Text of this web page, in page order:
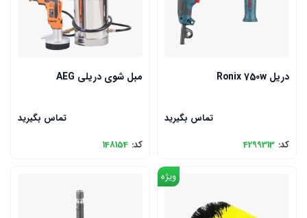
دریل Ronix 750w
تماس بگیرید
کد: 4299313
مبل شوی دریلی AEG
تماس بگیرید
کد: 148154
ویژه